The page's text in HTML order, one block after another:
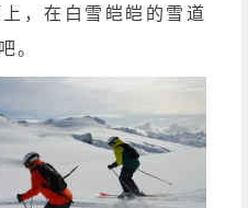
，在白雪皑皑的雪道
。